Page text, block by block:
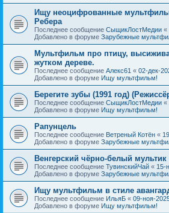
Ищу неоцифрованные
Ребера
Последнее сообщение СыщикЛостМедии «
Добавлено в форуме Зарубежные
Мультфильм про птицу,
жутком дереве.
Последнее сообщение Алекс61 « 02-дек-
Добавлено в форуме Ищу мультфильм!
Берегите зубы (1991 год)
Последнее сообщение СыщикЛостМедии «
Добавлено в форуме Ищу мультфильм!
Рапунцель
Последнее сообщение Ветреный Котён «
Добавлено в форуме Зарубежные
Венгерский чёрно-белый
Последнее сообщение ТувинскийЧай « 15-
Добавлено в форуме Зарубежные
Ищу мультфильм в стиле
Последнее сообщение ИльяБ « 09-ноя-
Добавлено в форуме Ищу мультфильм!